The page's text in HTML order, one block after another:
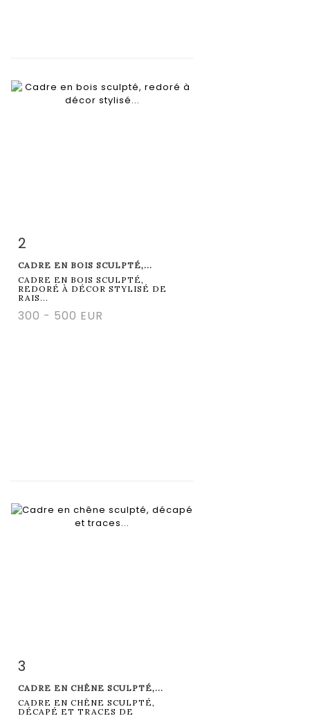
2
CADRE EN BOIS SCULPTÉ,...
CADRE EN BOIS SCULPTÉ,
REDORÉ À DÉCOR STYLISÉ DE
RAIS...
300 - 500 EUR
3
CADRE EN CHÊNE SCULPTÉ,...
CADRE EN CHÊNE SCULPTÉ,
DÉCAPÉ ET TRACES DE